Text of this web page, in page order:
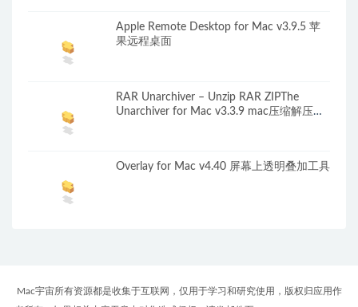
Apple Remote Desktop for Mac v3.9.5 苹
果远程桌面
RAR Unarchiver – Unzip RAR ZIPThe
Unarchiver for Mac v3.3.9 mac压缩解压工
Overlay for Mac v4.40 屏幕上透明叠加工具
Mac宇宙所有资源都是收集于互联网，仅用于学习和研究使用，版权归应用作